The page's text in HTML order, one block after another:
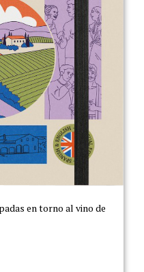
en torno al vino de